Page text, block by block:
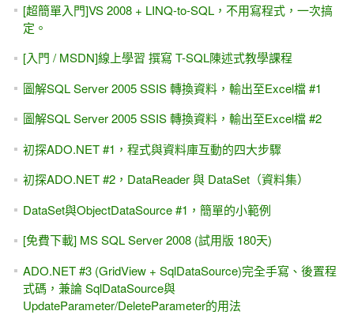
[超簡單入門]VS 2008 + LINQ-to-SQL，不用寫程式，一次搞
定。
[入門 / MSDN]線上學習 撰寫 T-SQL陳述式教學課程
圖解SQL Server 2005 SSIS 轉換資料，輸出至Excel檔 #1
圖解SQL Server 2005 SSIS 轉換資料，輸出至Excel檔 #2
初探ADO.NET #1，程式與資料庫互動的四大步驟
初探ADO.NET #2，DataReader 與 DataSet（資料集）
DataSet與ObjectDataSource #1，簡單的小範例
[免費下載] MS SQL Server 2008 (試用版 180天)
ADO.NET #3 (GridView + SqlDataSource)完全手寫、後置程
式碼，兼論 SqlDataSource與
UpdateParameter/DeleteParameter的用法